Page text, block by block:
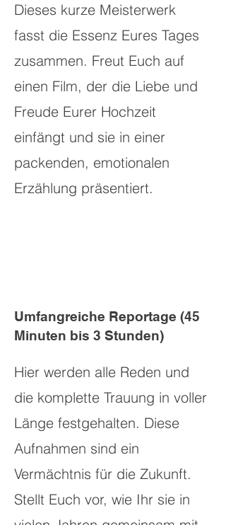
Dieses kurze Meisterwerk
fasst die Essenz Eures Tages
zusammen. Freut Euch auf
einen Film, der die Liebe und
Freude Eurer Hochzeit
einfängt und sie in einer
packenden, emotionalen
Erzählung präsentiert.
Umfangreiche Reportage (45
Minuten bis 3 Stunden)
Hier werden alle Reden und
die komplette Trauung in voller
Länge festgehalten. Diese
Aufnahmen sind ein
Vermächtnis für die Zukunft.
Stellt Euch vor, wie Ihr sie in